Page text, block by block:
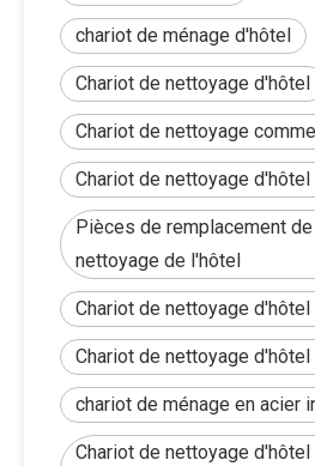
chariot de ménage d'hôtel
Chariot de nettoyage d'hôtel
Chariot de nettoyage
Chariot de nettoyage
Pièces de remplacement
nettoyage de l'hôtel
Chariot de nettoyage
Chariot de nettoyage
chariot de ménage en acier
Chariot de nettoyage